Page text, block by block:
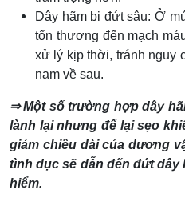
Dây hãm bị đứt sâu: Ở
tổn thương đến mạch
xử lý kịp thời, tránh nguy
nam về sau.
⇒ Một số trường hợp dây
lành lại nhưng để lại sẹo
giảm chiều dài của dương
tình dục sẽ dẫn đến đứt
hiểm.